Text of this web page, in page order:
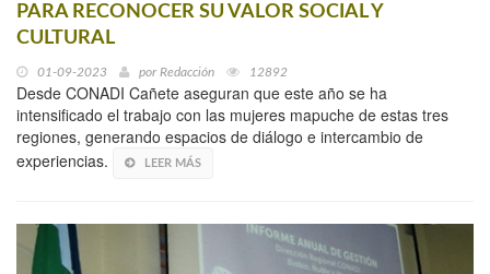
PARA RECONOCER SU VALOR SOCIAL Y
CULTURAL
01-09-2023 por Redacción 12892
Desde CONADI Cañete aseguran que este año se ha
intensificado el trabajo con las mujeres mapuche de estas tres
regiones, generando espacios de diálogo e intercambio de
experiencias.
LEER MÁS